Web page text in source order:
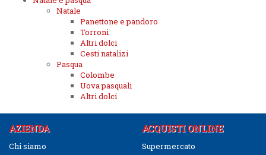
Natale
Panettone e pandoro
Torroni
Altri dolci
Cesti natalizi
Pasqua
Colombe
Uova pasquali
Altri dolci
AZIENDA
Chi siamo
ACQUISTI ONLINE
Supermercato